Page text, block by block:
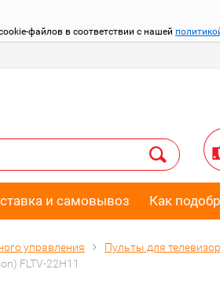
файлов в соответствии с нашей
и самовывоз Как
управления Пульты для
FLTV-22H11